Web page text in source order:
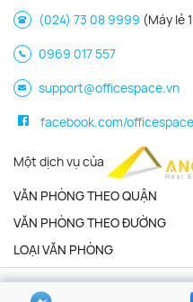
(024) 73 08 9999 (Máy lẻ
0969 017 557
support@officespace.vn
facebook.com/
Một dịch vụ của
VĂN PHÒNG THEO QUẬN
VĂN PHÒNG THEO ĐƯỜNG
LOẠI VĂN PHÒNG
Copyright 2026 |